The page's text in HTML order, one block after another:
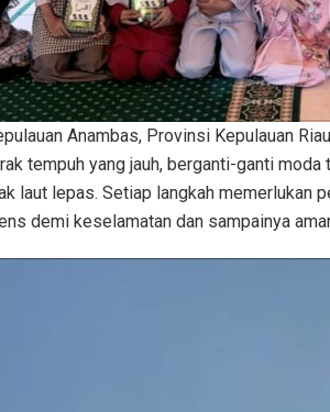
Anambas, Provinsi Kepulauan
tempuh yang jauh, berganti-ganti
laut lepas. Setiap langkah memerlukan
demi keselamatan dan sampainya